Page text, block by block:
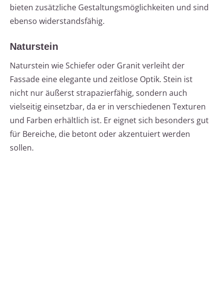
bieten zusätzliche Gestaltungsmöglichkeiten und sind
ebenso widerstandsfähig.
Naturstein
Naturstein wie Schiefer oder Granit verleiht der
Fassade eine elegante und zeitlose Optik. Stein ist
nicht nur äußerst strapazierfähig, sondern auch
vielseitig einsetzbar, da er in verschiedenen Texturen
und Farben erhältlich ist. Er eignet sich besonders gut
für Bereiche, die betont oder akzentuiert werden
sollen.